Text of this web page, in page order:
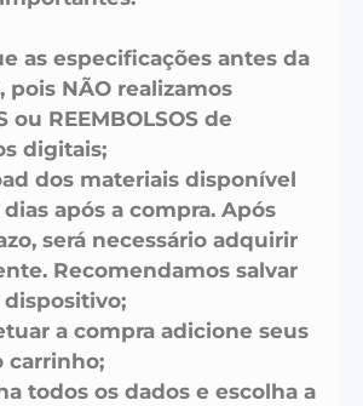
as especificações antes da
pois NÃO realizamos
ou REEMBOLSOS de
digitais;
dos materiais disponível
dias após a compra. Após
será necessário adquirir
Recomendamos salvar
a compra adicione seus
carrinho;
todos os dados e escolha a